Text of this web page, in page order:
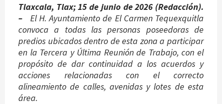
Tlaxcala, Tlax; 15 de junio de 2026 (Redacción).
–
El H. Ayuntamiento de El Carmen Tequexquitla
convoca a todas las personas poseedoras de
predios ubicados dentro de esta zona a participar
en la Tercera y Última Reunión de Trabajo, con el
propósito de dar continuidad a los acuerdos y
acciones relacionadas con el correcto
alineamiento de calles, avenidas y lotes de esta
área.